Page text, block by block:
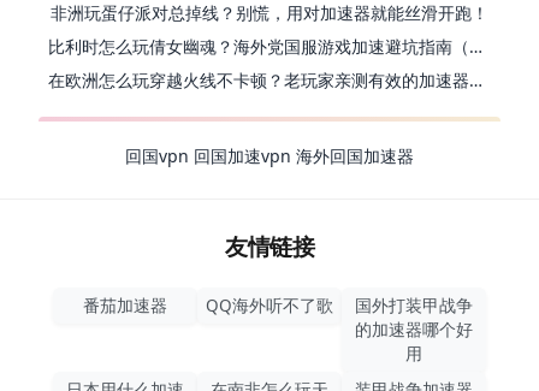
非洲玩蛋仔派对总掉线？别慌，用对加速器就能丝滑开跑！
比利时怎么玩倩女幽魂？海外党国服游戏加速避坑指南（附实测推荐）
在欧洲怎么玩穿越火线不卡顿？老玩家亲测有效的加速器选择指南
回国vpn 回国加速vpn 海外回国加速器
友情链接
番茄加速器 QQ海外听不了歌
国外打装甲战争
的加速器哪个好
用